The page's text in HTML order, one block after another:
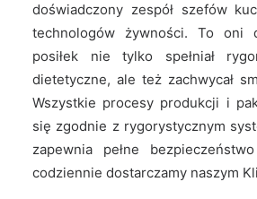
doświadczony zespół szefów
technologów żywności. To oni
posiłek nie tylko spełniał
dietetyczne, ale też zachwycał
Wszystkie procesy produkcji i
się zgodnie z rygorystycznym
zapewnia pełne
codziennie dostarczamy naszym